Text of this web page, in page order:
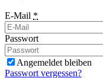
E-Mail *
Passwort
Angemeldet bleiben
Passwort vergessen?